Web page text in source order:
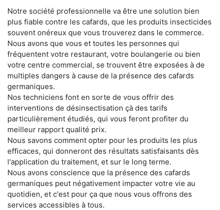
Notre société professionnelle va être une solution bien
plus fiable contre les cafards, que les produits insecticides
souvent onéreux que vous trouverez dans le commerce.
Nous avons que vous et toutes les personnes qui
fréquentent votre restaurant, votre boulangerie ou bien
votre centre commercial, se trouvent être exposées à de
multiples dangers à cause de la présence des cafards
germaniques.
Nos techniciens font en sorte de vous offrir des
interventions de désinsectisation çà des tarifs
particulièrement étudiés, qui vous feront profiter du
meilleur rapport qualité prix.
Nous savons comment opter pour les produits les plus
efficaces, qui donneront des résultats satisfaisants dès
l'application du traitement, et sur le long terme.
Nous avons conscience que la présence des cafards
germaniques peut négativement impacter votre vie au
quotidien, et c'est pour ça que nous vous offrons des
services accessibles à tous.